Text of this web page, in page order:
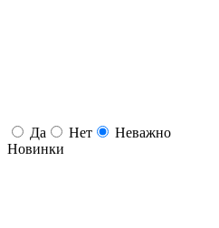
Да Нет
Неважно
Новинки